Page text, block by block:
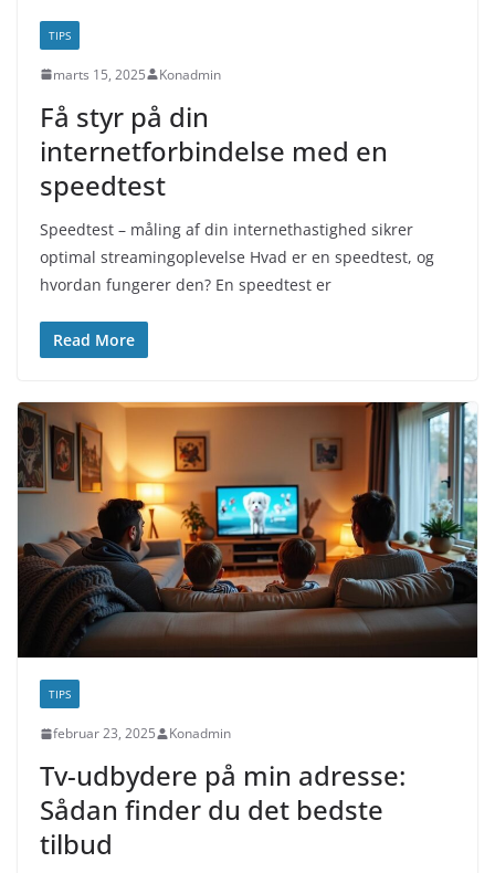
TIPS
marts 15, 2025 Konadmin
Få styr på din
internetforbindelse med en
speedtest
Speedtest – måling af din internethastighed sikrer
optimal streamingoplevelse Hvad er en speedtest, og
hvordan fungerer den? En speedtest er
Read More
TIPS
februar 23, 2025 Konadmin
Tv-udbydere på min adresse:
Sådan finder du det bedste
tilbud